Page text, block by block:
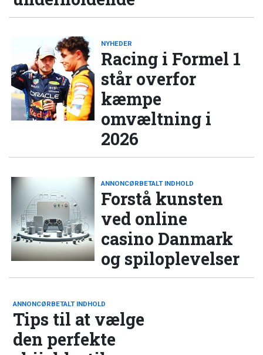
NYHEDER
Racing i Formel 1
står overfor
kæmpe
omvæltning i
2026
ANNONCØRBETALT INDHOLD
Forstå kunsten
ved online
casino Danmark
og spiloplevelser
ANNONCØRBETALT INDHOLD
Tips til at vælge
den perfekte